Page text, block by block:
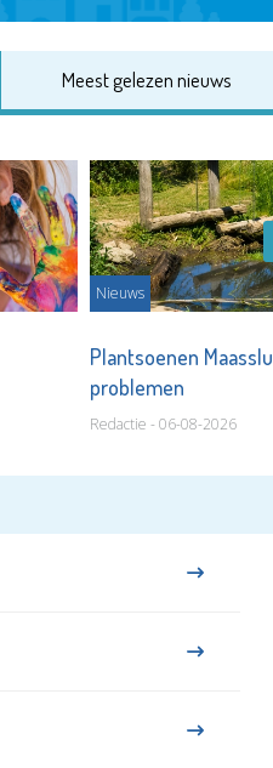
Meest gelezen nieuws
Nieuws
Plantsoenen
problemen
Redactie - 06-08-2026